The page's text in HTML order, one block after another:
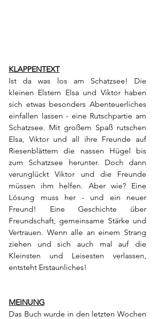
KLAPPENTEXT
Ist da was los am Schatzsee! Die
kleinen Elstern Elsa und Viktor haben
sich etwas besonders Abenteuerliches
einfallen lassen - eine Rutschpartie am
Schatzsee. Mit großem Spaß rutschen
Elsa, Viktor und all ihre Freunde auf
Riesenblättern die nassen Hügel bis
zum Schatzsee herunter. Doch dann
verunglückt Viktor und die Freunde
müssen ihm helfen. Aber wie? Eine
Lösung muss her - und ein neuer
Freund! Eine Geschichte über
Freundschaft, gemeinsame Stärke und
Vertrauen. Wenn alle an einem Strang
ziehen und sich auch mal auf die
Kleinsten und Leisesten verlassen,
entsteht Erstaunliches!
MEINUNG
Das Buch wurde in den letzten Wochen